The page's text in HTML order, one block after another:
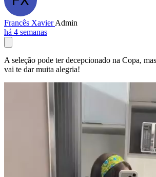
Francês XavierAdmin
há 4 semanas
A seleção pode ter decepcionado na Copa,
vai te dar muita alegria!